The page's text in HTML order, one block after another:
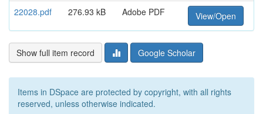
22028.pdf
276.93 kB Adobe PDF View/Open
Show full item record Google Scholar
Items in DSpace are protected by copyright, with all rights
reserved, unless otherwise indicated.